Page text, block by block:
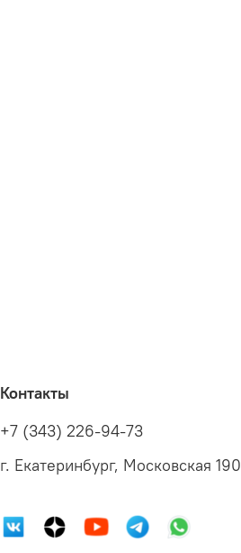
Контакты
+7 (343) 226-94-73
г. Екатеринбург, Московская 190